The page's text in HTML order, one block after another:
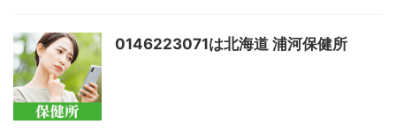
0146223071は北海道 浦河保健所